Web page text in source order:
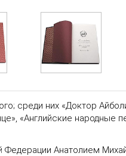
среди них «Доктор
«Английские народные
Анатолием